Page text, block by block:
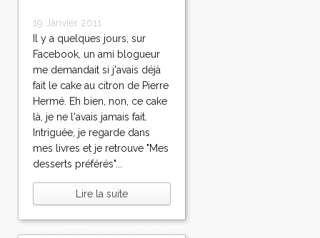
19 Janvier 2011
Il y a quelques jours, sur
Facebook, un ami blogueur
me demandait si j'avais déjà
fait le cake au citron de Pierre
Hermé. Eh bien, non, ce cake
là, je ne l'avais jamais fait.
Intriguée, je regarde dans
mes livres et je retrouve "Mes
desserts préférés"...
Lire la suite